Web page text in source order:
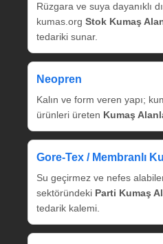
Rüzgara ve suya dayanıklı
kumas.org Stok Kumaş
tedariki sunar.
Neopren
Kalın ve form veren yapı;
ürünleri üreten Kumaş
Gore‑Tex / Membranlı
Su geçirmez ve nefes
sektöründeki Parti Kumaş
tedarik kalemi.